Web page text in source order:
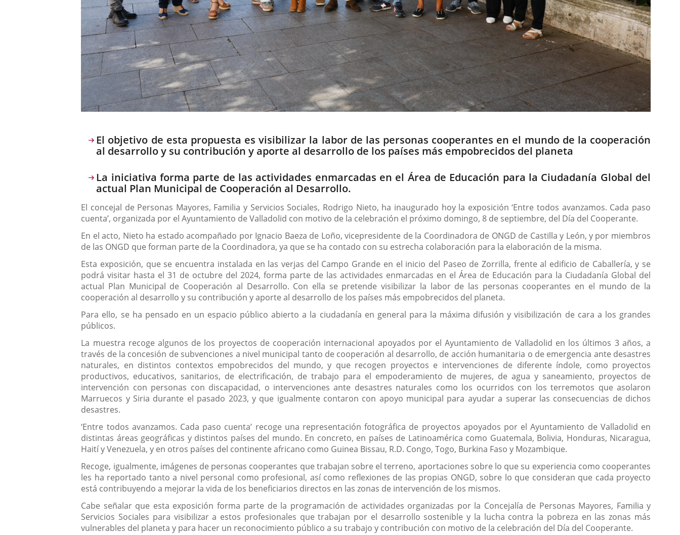
Descripción
El objetivo de esta propuesta es visibilizar la labor de las personas cooperantes en el mundo de la cooperación
al desarrollo y su contribución y aporte al desarrollo de los países más empobrecidos del planeta
La iniciativa forma parte de las actividades enmarcadas en el Área de Educación para la Ciudadanía Global del
actual Plan Municipal de Cooperación al Desarrollo.
El concejal de Personas Mayores, Familia y Servicios Sociales, Rodrigo Nieto, ha inaugurado hoy la exposición ‘Entre todos avanzamos. Cada paso
cuenta’, organizada por el Ayuntamiento de Valladolid con motivo de la celebración el próximo domingo, 8 de septiembre, del Día del Cooperante.
En el acto, Nieto ha estado acompañado por Ignacio Baeza de Loño, vicepresidente de la Coordinadora de ONGD de Castilla y León, y por miembros
de las ONGD que forman parte de la Coordinadora, ya que se ha contado con su estrecha colaboración para la elaboración de la misma.
Esta exposición, que se encuentra instalada en las verjas del Campo Grande en el inicio del Paseo de Zorrilla, frente al edificio de Caballería, y se
podrá visitar hasta el 31 de octubre del 2024, forma parte de las actividades enmarcadas en el Área de Educación para la Ciudadanía Global del
actual Plan Municipal de Cooperación al Desarrollo. Con ella se pretende visibilizar la labor de las personas cooperantes en el mundo de la
cooperación al desarrollo y su contribución y aporte al desarrollo de los países más empobrecidos del planeta.
Para ello, se ha pensado en un espacio público abierto a la ciudadanía en general para la máxima difusión y visibilización de cara a los grandes
públicos.
La muestra recoge algunos de los proyectos de cooperación internacional apoyados por el Ayuntamiento de Valladolid en los últimos 3 años, a
través de la concesión de subvenciones a nivel municipal tanto de cooperación al desarrollo, de acción humanitaria o de emergencia ante desastres
naturales, en distintos contextos empobrecidos del mundo, y que recogen proyectos e intervenciones de diferente índole, como proyectos
productivos, educativos, sanitarios, de electrificación, de trabajo para el empoderamiento de mujeres, de agua y saneamiento, proyectos de
intervención con personas con discapacidad, o intervenciones ante desastres naturales como los ocurridos con los terremotos que asolaron
Marruecos y Siria durante el pasado 2023, y que igualmente contaron con apoyo municipal para ayudar a superar las consecuencias de dichos
desastres.
‘Entre todos avanzamos. Cada paso cuenta’ recoge una representación fotográfica de proyectos apoyados por el Ayuntamiento de Valladolid en
distintas áreas geográficas y distintos países del mundo. En concreto, en países de Latinoamérica como Guatemala, Bolivia, Honduras, Nicaragua,
Haití y Venezuela, y en otros países del continente africano como Guinea Bissau, R.D. Congo, Togo, Burkina Faso y Mozambique.
Recoge, igualmente, imágenes de personas cooperantes que trabajan sobre el terreno, aportaciones sobre lo que su experiencia como cooperantes
les ha reportado tanto a nivel personal como profesional, así como reflexiones de las propias ONGD, sobre lo que consideran que cada proyecto
está contribuyendo a mejorar la vida de los beneficiarios directos en las zonas de intervención de los mismos.
Cabe señalar que esta exposición forma parte de la programación de actividades organizadas por la Concejalía de Personas Mayores, Familia y
Servicios Sociales para visibilizar a estos profesionales que trabajan por el desarrollo sostenible y la lucha contra la pobreza en las zonas más
vulnerables del planeta y para hacer un reconocimiento público a su trabajo y contribución con motivo de la celebración del Día del Cooperante.